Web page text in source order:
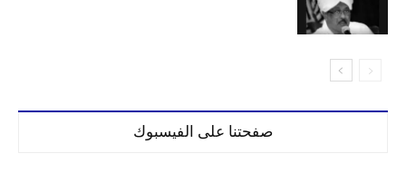
صفحتنا على الفيسبوك